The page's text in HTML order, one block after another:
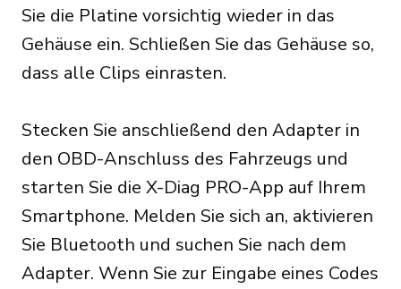
Sie die Platine vorsichtig wieder in das
Gehäuse ein. Schließen Sie das Gehäuse so,
dass alle Clips einrasten.
Stecken Sie anschließend den Adapter in
den OBD-Anschluss des Fahrzeugs und
starten Sie die X-Diag PRO-App auf Ihrem
Smartphone. Melden Sie sich an, aktivieren
Sie Bluetooth und suchen Sie nach dem
Adapter. Wenn Sie zur Eingabe eines Codes